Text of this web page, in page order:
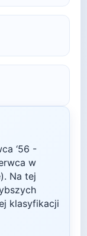
‘56 -
w
. Na tej
klasyfikacji